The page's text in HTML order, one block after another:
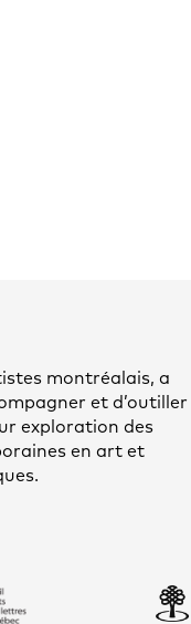
montréalais, a
et d’outiller
exploration des
en art et